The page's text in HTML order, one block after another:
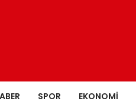
SPOR EKONOMI